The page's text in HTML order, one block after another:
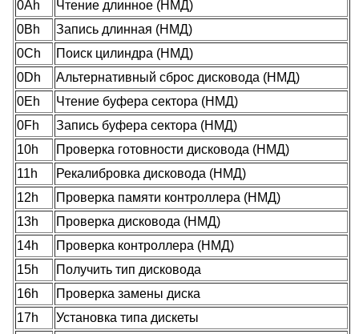
0Ah
Чтение длинное (НМД)
0Bh
Запись длинная (НМД)
0Ch
Поиск цилиндра (НМД)
0Dh
Альтернативный сброс дисковода (НМД)
0Eh
Чтение буфера сектора (НМД)
0Fh
Запись буфера сектора (НМД)
10h
Проверка готовности дисковода (НМД)
11h
Рекалибровка дисковода (НМД)
12h
Проверка памяти контроллера (НМД)
13h
Проверка дисковода (НМД)
14h
Проверка контроллера (НМД)
15h
Получить тип дисковода
16h
Проверка замены диска
17h
Установка типа дискеты